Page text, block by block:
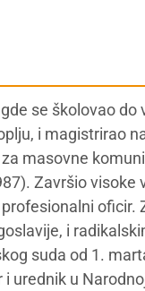
se školovao
i magistrirao
masovne
Završio visoke
oficir.
i
suda od 1.
urednik u